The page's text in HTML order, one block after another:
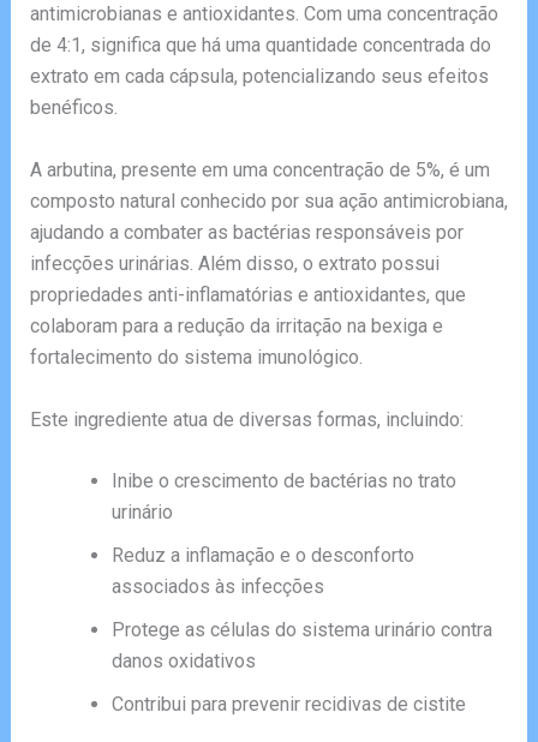
antimicrobianas e antioxidantes. Com uma concentração
de 4:1, significa que há uma quantidade concentrada do
extrato em cada cápsula, potencializando seus efeitos
benéficos.
A arbutina, presente em uma concentração de 5%, é um
composto natural conhecido por sua ação antimicrobiana,
ajudando a combater as bactérias responsáveis por
infecções urinárias. Além disso, o extrato possui
propriedades anti-inflamatórias e antioxidantes, que
colaboram para a redução da irritação na bexiga e
fortalecimento do sistema imunológico.
Este ingrediente atua de diversas formas, incluindo:
Inibe o crescimento de bactérias no trato
urinário
Reduz a inflamação e o desconforto
associados às infecções
Protege as células do sistema urinário contra
danos oxidativos
Contribui para prevenir recidivas de cistite